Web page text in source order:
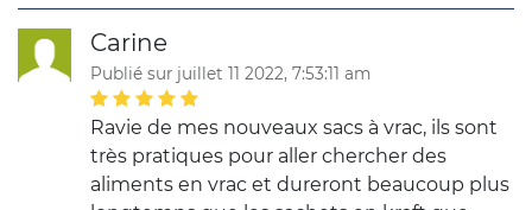
Carine
Publié sur juillet 11 2022, 7:53:11 am
Ravie de mes nouveaux sacs à vrac, ils sont
très pratiques pour aller chercher des
aliments en vrac et dureront beaucoup plus